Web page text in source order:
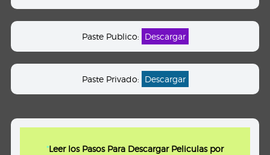
Paste Publico: Descargar
Paste Privado: Descargar
"Leer los Pasos Para Descargar Peliculas por